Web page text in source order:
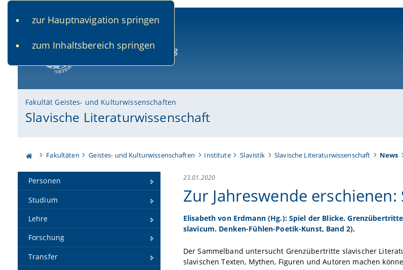
zur Hauptnavigation springen
zum Inhaltsbereich springen
Fakultät Geistes- und Kulturwissenschaften
Slavische Literaturwissenschaft
Fakultäten Geistes- und Kulturwissenschaften Institute Slavistik Slavische Literaturwissenschaft News
Personen
Studium
Lehre
Forschung
Transfer
23.01.2020
Zur Jahreswende erschienen:
Elisabeth von Erdmann (Hg.): Spiel der Blicke.
slavicum. Denken-Fühlen-Poetik-Kunst, Band 2).
Der Sammelband untersucht Grenzübertritte slavischer
slavischen Texten, Mythen, Figuren und Autoren machen